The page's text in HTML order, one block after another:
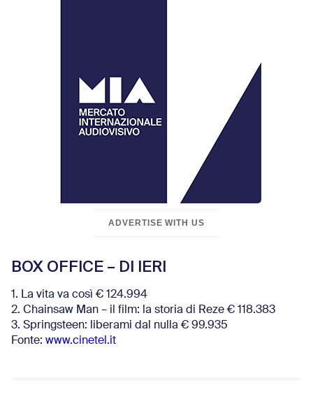
ADVERTISE WITH US
BOX OFFICE – DI IERI
1. La vita va così € 124.994
2. Chainsaw Man – il film: la storia di Reze € 118.383
3. Springsteen: liberami dal nulla € 99.935
Fonte: www.cinetel.it